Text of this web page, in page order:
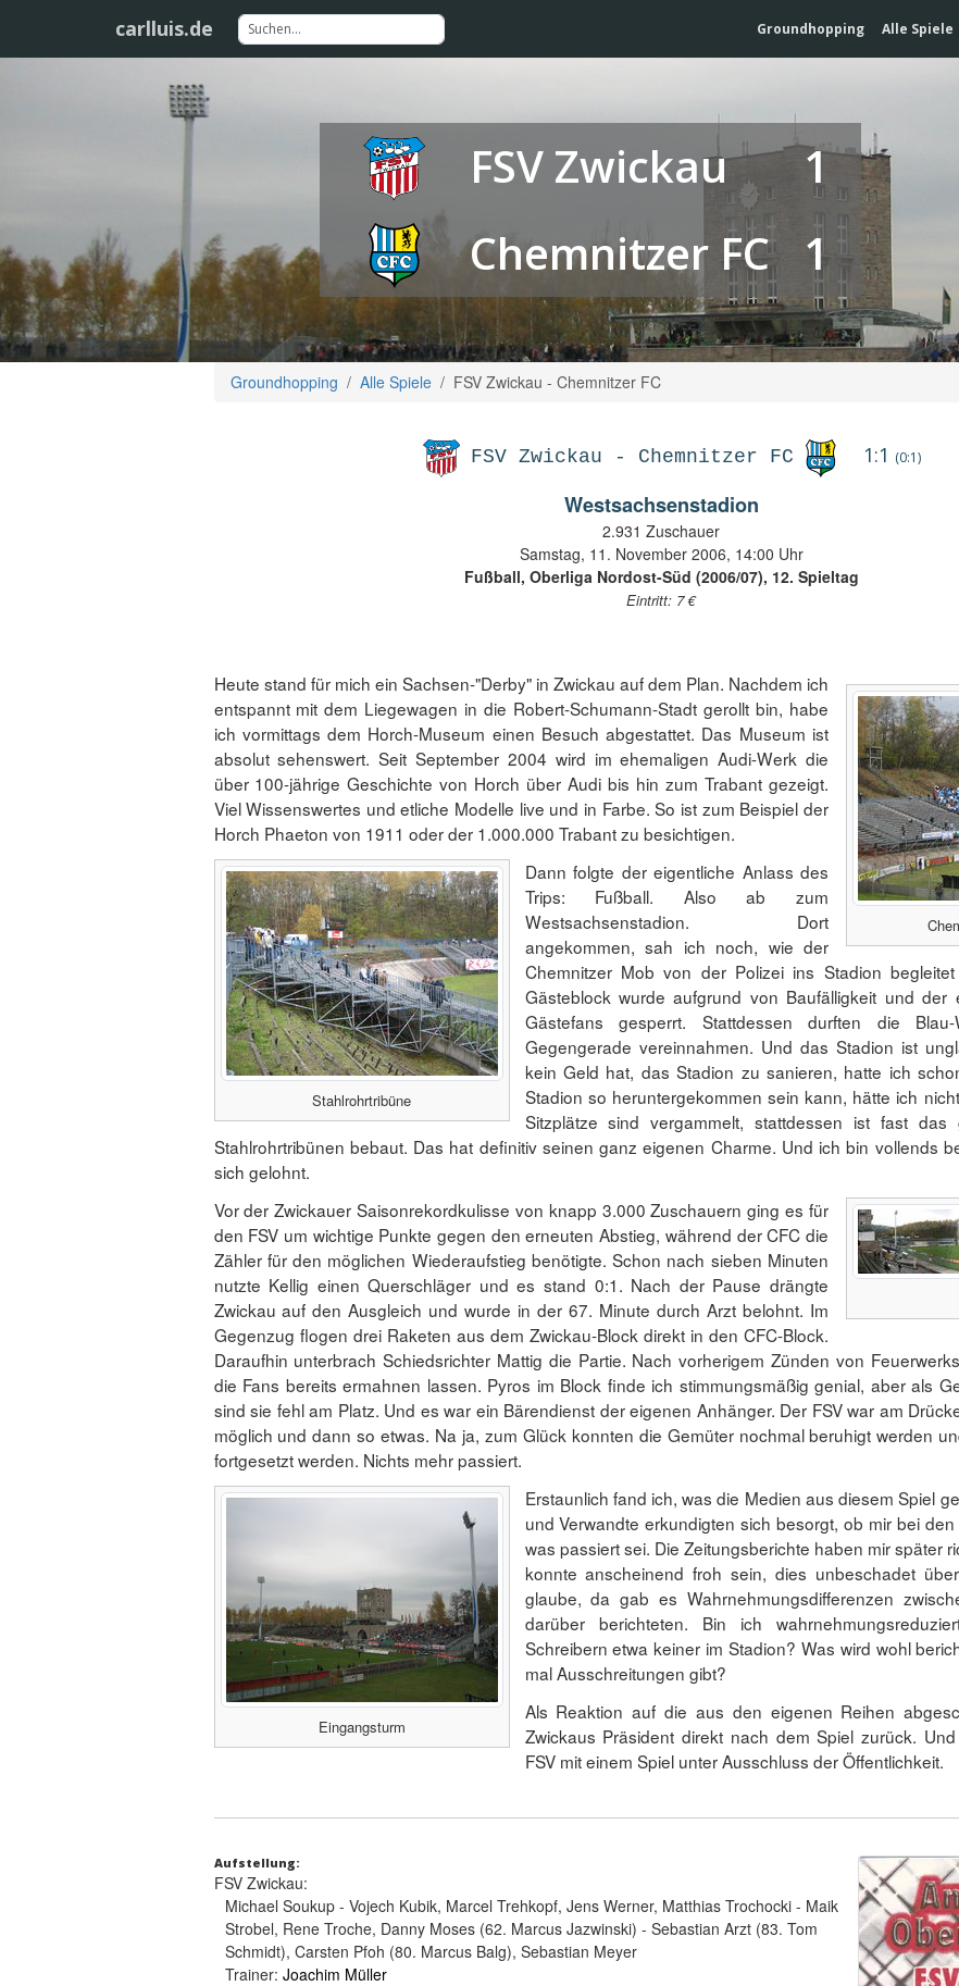
carlluis.de Groundhopping Alle Spiele
FSV Zwickau
1
Chemnitzer FC
1
Groundhopping Alle Spiele FSV Zwickau - Chemnitzer FC
FSV Zwickau - Chemnitzer FC 1:1 (0:1)
Westsachsenstadion
2.931 Zuschauer
Samstag, 11. November 2006, 14:00 Uhr
Fußball, Oberliga Nordost-Süd (2006/07), 12. Spieltag
Eintritt: 7 €
Heute stand für mich ein Sachsen-"Derby" in Zwickau auf dem Plan. Nachdem ich
entspannt mit dem Liegewagen in die Robert-Schumann-Stadt gerollt bin, habe
ich vormittags dem Horch-Museum einen Besuch abgestattet. Das Museum ist
absolut sehenswert. Seit September 2004 wird im ehemaligen Audi-Werk die
über 100-jährige Geschichte von Horch über Audi bis hin zum Trabant gezeigt.
Viel Wissenswertes und etliche Modelle live und in Farbe. So ist zum Beispiel der
Horch Phaeton von 1911 oder der 1.000.000 Trabant zu besichtigen.
Stahlrohrtribüne
Dann folgte der eigentliche Anlass des
Trips: Fußball. Also ab zum
Westsachsenstadion. Dort
angekommen, sah ich noch, wie der
Chemnitzer Mob von der Polizei ins Stadion
Gästeblock wurde aufgrund von Baufälligkeit und der
Gästefans gesperrt. Stattdessen durften die
Gegengerade vereinnahmen. Und das Stadion ist
kein Geld hat, das Stadion zu sanieren, hatte ich
Stadion so heruntergekommen sein kann, hätte ich
Sitzplätze sind vergammelt, stattdessen ist fast das
Stahlrohrtribünen bebaut. Das hat definitiv seinen ganz eigenen Charme. Und ich bin vollends
sich gelohnt.
Vor der Zwickauer Saisonrekordkulisse von knapp 3.000 Zuschauern ging es für
den FSV um wichtige Punkte gegen den erneuten Abstieg, während der CFC die
Zähler für den möglichen Wiederaufstieg benötigte. Schon nach sieben Minuten
nutzte Kellig einen Querschläger und es stand 0:1. Nach der Pause drängte
Zwickau auf den Ausgleich und wurde in der 67. Minute durch Arzt belohnt. Im
Gegenzug flogen drei Raketen aus dem Zwickau-Block direkt in den CFC-Block.
Daraufhin unterbrach Schiedsrichter Mattig die Partie. Nach vorherigem Zünden von
die Fans bereits ermahnen lassen. Pyros im Block finde ich stimmungsmäßig genial, aber als
sind sie fehl am Platz. Und es war ein Bärendienst der eigenen Anhänger. Der FSV war am
möglich und dann so etwas. Na ja, zum Glück konnten die Gemüter nochmal beruhigt werden
fortgesetzt werden. Nichts mehr passiert.
Eingangsturm
Erstaunlich fand ich, was die Medien aus diesem Spiel
und Verwandte erkundigten sich besorgt, ob mir bei
was passiert sei. Die Zeitungsberichte haben mir später
konnte anscheinend froh sein, dies unbeschadet
glaube, da gab es Wahrnehmungsdifferenzen
darüber berichteten. Bin ich
Schreibern etwa keiner im Stadion? Was wird wohl
mal Ausschreitungen gibt?
Als Reaktion auf die aus den eigenen Reihen
Zwickaus Präsident direkt nach dem Spiel zurück.
FSV mit einem Spiel unter Ausschluss der Öffentlichkeit.
Aufstellung:
FSV Zwickau:
Michael Soukup - Vojech Kubik, Marcel Trehkopf, Jens Werner, Matthias Trochocki - Maik
Strobel, Rene Troche, Danny Moses (62. Marcus Jazwinski) - Sebastian Arzt (83. Tom
Schmidt), Carsten Pfoh (80. Marcus Balg), Sebastian Meyer
Trainer: Joachim Müller